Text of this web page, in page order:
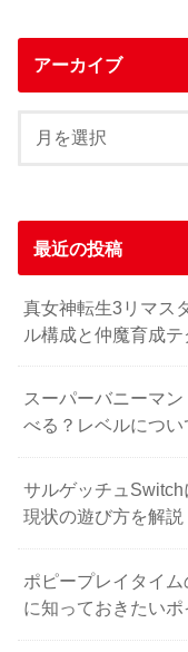
アーカイブ
最近の投稿
真女神転生3リマス
ル構成と仲魔育成テ
スーパーバニーマ
べる？レベルについ
サルゲッチュ
現状の遊び方を解説
ポピープレイタイ
に知っておきたい